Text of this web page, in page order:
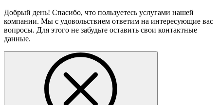
Добрый день! Спасибо, что пользуетесь услугами нашей
компании. Мы с удовольствием ответим на интересующие вас
вопросы. Для этого не забудьте оставить свои контактные
данные.